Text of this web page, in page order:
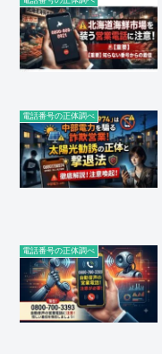
電話番号の正体調べ
電話番号の正体調べ